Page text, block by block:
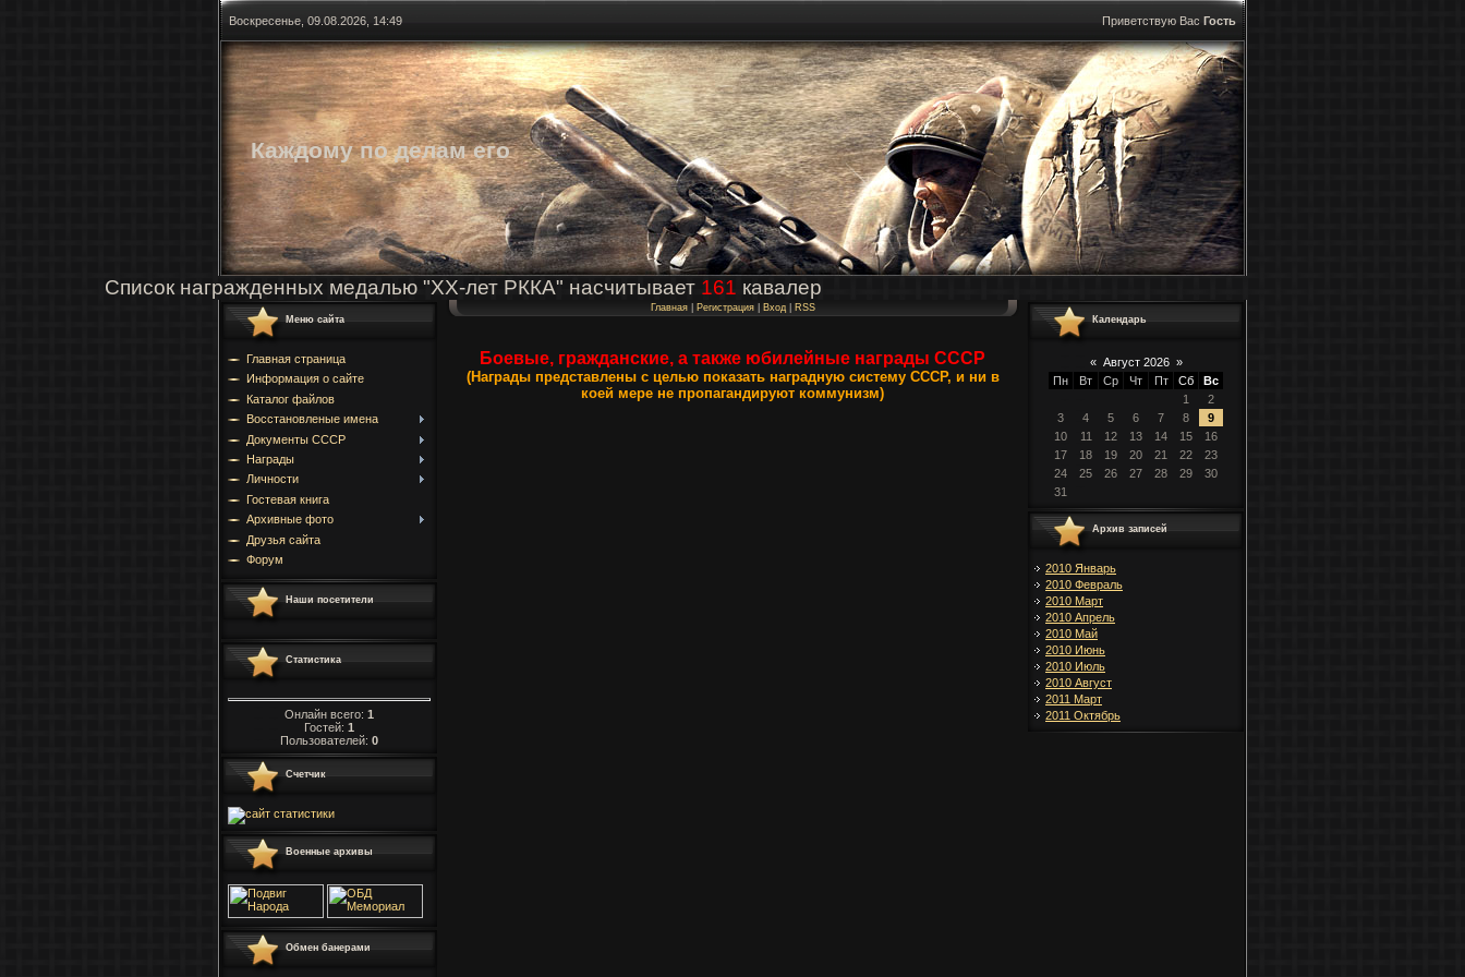
Воскресенье, 09.08.2026, 14:49 Приветствую Вас Гость
Каждому по делам его
Список награжденных медалью "ХХ-лет РККА" насчитывает 161 кавалер
Меню сайта
Главная страница
Информация о сайте
Каталог файлов
Восстановленые имена
Документы СССР
Награды
Личности
Гостевая книга
Архивные фото
Друзья сайта
Форум
Наши посетители
Статистика
Онлайн всего: 1
Гостей: 1
Пользователей: 0
Счетчик
Военные архивы
Обмен банерами
Главная| Регистрация| Вход| RSS
Боевые, гражданские, а также юбилейные награды СССР
(Награды представлены с целью показать наградную систему СССР, и ни в
коей мере не пропагандируют коммунизм)
Календарь
« Август 2026 »
Пн
Вт Ср Чт Пт Сб
Вс
1
2
3
4 5 6 7 8
9
10
11 12 13 14 15
16
17
18 19 20 21 22
23
24
25 26 27 28 29
30
31
Архив записей
2010 Январь
2010 Февраль
2010 Март
2010 Апрель
2010 Май
2010 Июнь
2010 Июль
2010 Август
2011 Март
2011 Октябрь